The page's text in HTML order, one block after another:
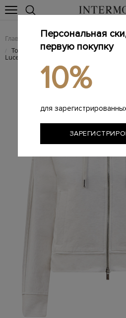
Главная Женщинам / SALE
/ Толстовка из мягкого хлопка с
Luce
Персональная
первую покупку
10%
для